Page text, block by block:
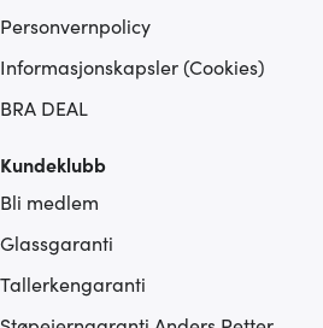
Personvernpolicy
Informasjonskapsler (Cookies)
BRA DEAL
Kundeklubb
Bli medlem
Glassgaranti
Tallerkengaranti